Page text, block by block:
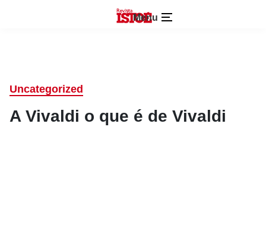
Menu
Uncategorized
A Vivaldi o que é de Vivaldi